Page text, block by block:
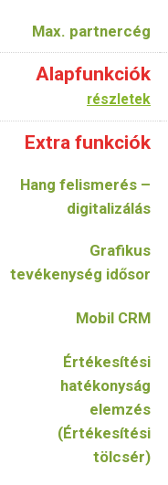
Max. partnercég
Alapfunkciók
részletek
Extra funkciók
Hang felismerés –
digitalizálás
Grafikus
tevékenység idősor
Mobil CRM
Értékesítési
hatékonyság
elemzés
(Értékesítési
tölcsér)